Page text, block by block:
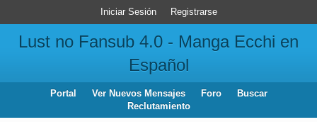
Iniciar Sesión Registrarse
Lust no Fansub 4.0 - Manga Ecchi en
Español
Portal Ver Nuevos Mensajes Foro
Buscar
Reclutamiento